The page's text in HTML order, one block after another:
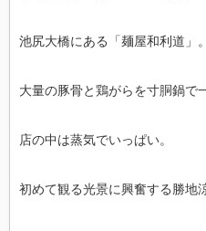
池尻大橋にある「麺屋和利道」。
大量の豚骨と鶏がらを寸胴鍋で
店の中は蒸気でいっぱい。
初めて観る光景に興奮する勝地